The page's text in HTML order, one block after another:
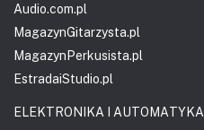
Audio.com.pl
MagazynGitarzysta.pl
MagazynPerkusista.pl
EstradaiStudio.pl
ELEKTRONIKA I AUTOMATYKA